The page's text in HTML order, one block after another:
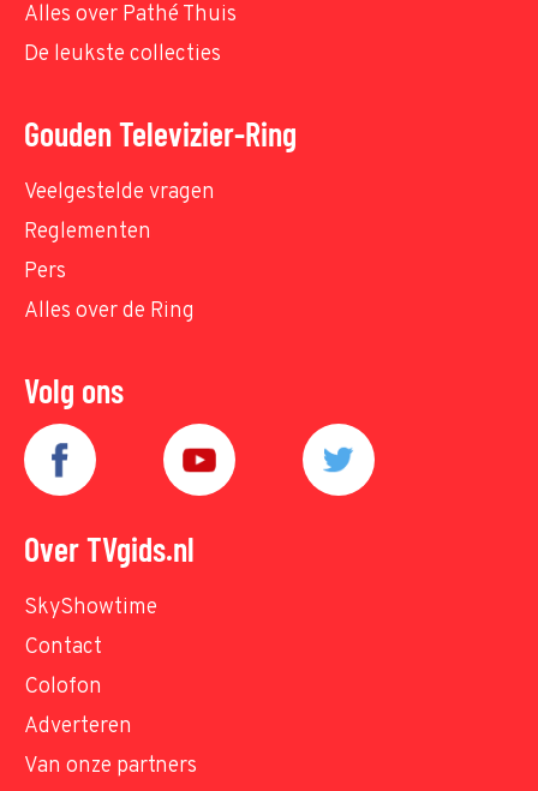
Alles over Pathé Thuis
De leukste collecties
Gouden Televizier-Ring
Veelgestelde vragen
Reglementen
Pers
Alles over de Ring
Volg ons
Over TVgids.nl
SkyShowtime
Contact
Colofon
Adverteren
Van onze partners